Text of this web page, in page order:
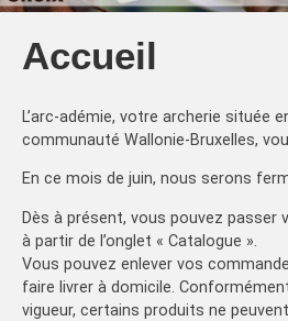
Accueil
L’arc-adémie, votre archerie située
communauté Wallonie-Bruxelles,
En ce mois de juin, nous serons
Dès à présent, vous pouvez passer
à partir de l’onglet « Catalogue ».
Vous pouvez enlever vos
faire livrer à domicile.
vigueur, certains produits ne